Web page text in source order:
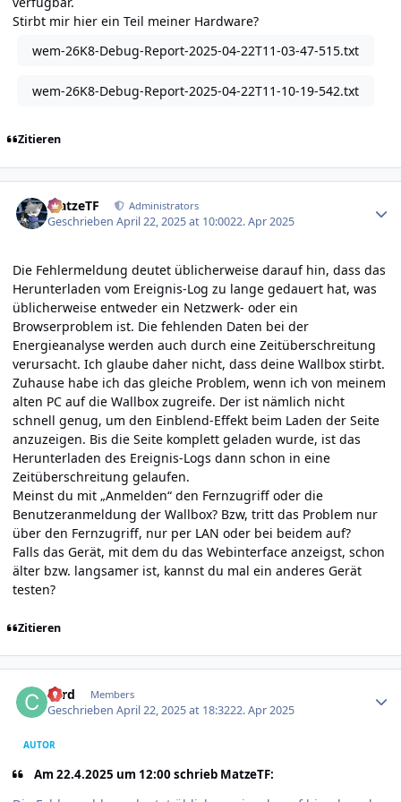
Stirbt mir hier ein Teil meiner Hardware?
wem-26K8-Debug-Report-2025-04-22T11-03-47-515.txt
wem-26K8-Debug-Report-2025-04-22T11-10-19-542.txt
Zitieren
MatzeTF Administrators
GeschriebenApril 22, 2025 at 10:0022. Apr 2025
Die Fehlermeldung deutet üblicherweise darauf hin, dass das
Herunterladen vom Ereignis-Log zu lange gedauert hat, was
üblicherweise entweder ein Netzwerk- oder ein
Browserproblem ist. Die fehlenden Daten bei der
Energieanalyse werden auch durch eine Zeitüberschreitung
verursacht. Ich glaube daher nicht, dass deine Wallbox stirbt.
Zuhause habe ich das gleiche Problem, wenn ich von meinem
alten PC auf die Wallbox zugreife. Der ist nämlich nicht
schnell genug, um den Einblend-Effekt beim Laden der Seite
anzuzeigen. Bis die Seite komplett geladen wurde, ist das
Herunterladen des Ereignis-Logs dann schon in eine
Zeitüberschreitung gelaufen.
Meinst du mit „Anmelden“ den Fernzugriff oder die
Benutzeranmeldung der Wallbox? Bzw, tritt das Problem nur
über den Fernzugriff, nur per LAN oder bei beidem auf?
Falls das Gerät, mit dem du das Webinterface anzeigst, schon
älter bzw. langsamer ist, kannst du mal ein anderes Gerät
testen?
Zitieren
cord Members
GeschriebenApril 22, 2025 at 18:3222. Apr 2025
AUTOR
Am 22.4.2025 um 12:00 schrieb MatzeTF: